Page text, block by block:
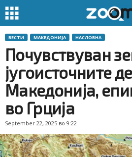
ВЕСТИ МАКЕДОНИЈА НАСЛОВНА
Почувствуван
југоисточните
Македонија,
во Грција
September 22, 2025 во 9:22